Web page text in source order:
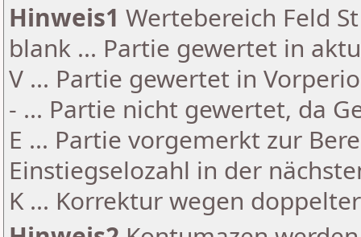
Hinweis1 Wertebereich Feld
blank ... Partie gewertet in
V ... Partie gewertet in
- ... Partie nicht gewertet, da
E ... Partie vorgemerkt zur
Einstiegselozahl in der
K ... Korrektur wegen